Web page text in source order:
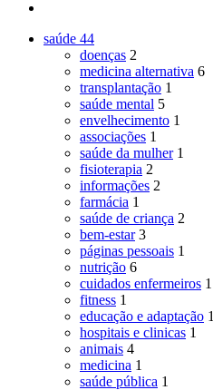
saúde 44
doenças 2
medicina alternativa 6
transplantação 1
saúde mental 5
envelhecimento 1
associações 1
saúde da mulher 1
fisioterapia 2
informações 2
farmácia 1
saúde de criança 2
bem-estar 3
páginas pessoais 1
nutrição 6
cuidados enfermeiros 1
fitness 1
educação e adaptação 1
hospitais e clinicas 1
animais 4
medicina 1
saúde pública 1